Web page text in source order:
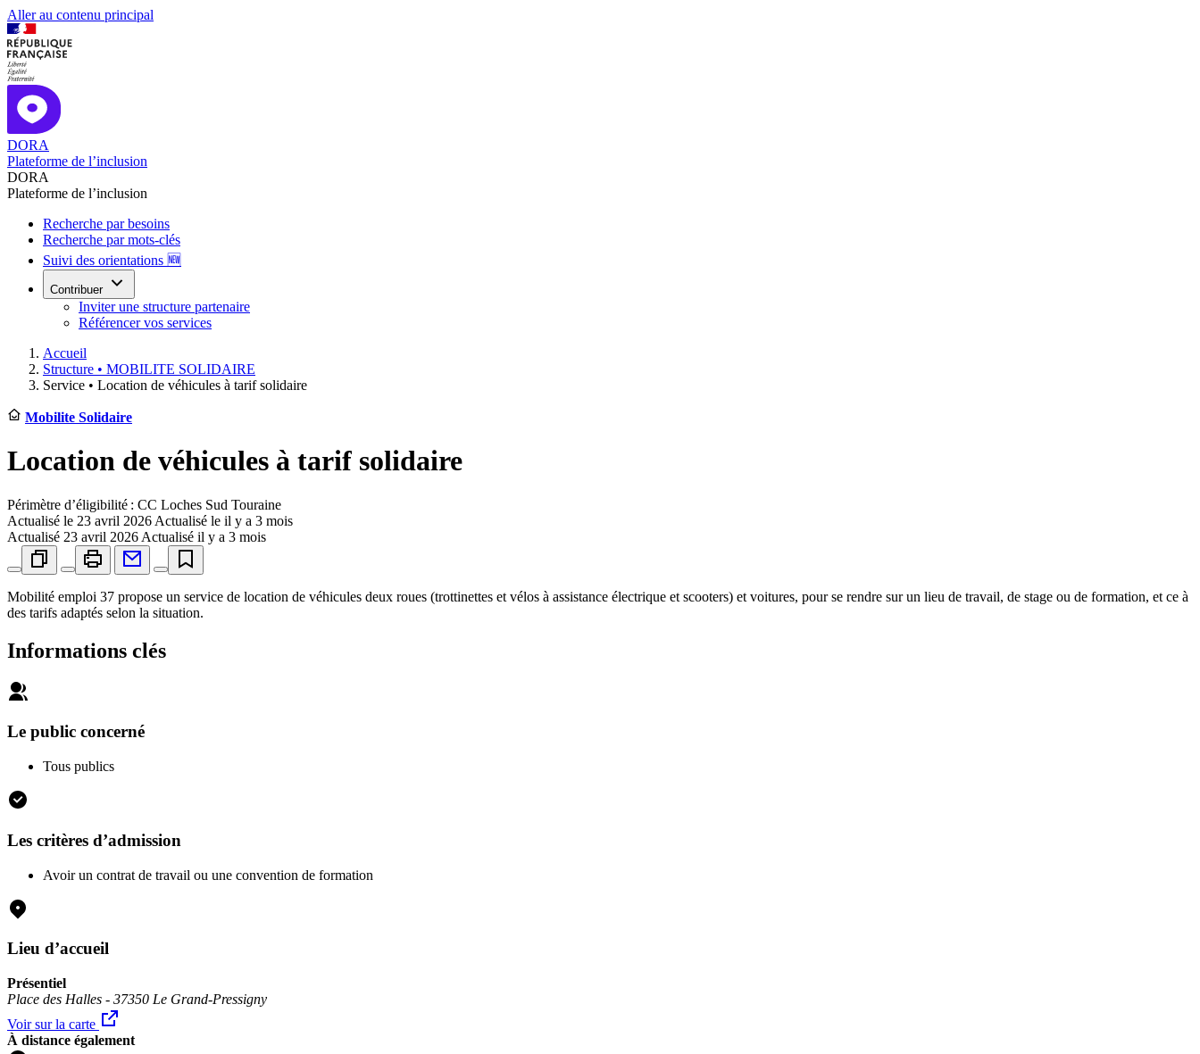
Aller au contenu principal
DORA
Plateforme de l’inclusion
DORA
Plateforme de l’inclusion
Recherche par besoins
Recherche par mots-clés
Suivi des orientations 🆕
Contribuer
Inviter une structure partenaire
Référencer vos services
Accueil
Structure • MOBILITE SOLIDAIRE
Service • Location de véhicules à tarif solidaire
Mobilite Solidaire
Location de véhicules à tarif solidaire
Périmètre d’éligibilité : CC Loches Sud Touraine
Actualisé le 23 avril 2026 Actualisé le il y a 3 mois
Actualisé 23 avril 2026 Actualisé il y a 3 mois
Mobilité emploi 37 propose un service de location de véhicules deux roues (trottinettes et vélos à assistance électrique et scooters) et voitures, pour se rendre sur un lieu de travail, de stage ou de formation, et ce à
des tarifs adaptés selon la situation.
Informations clés
Le public concerné
Tous publics
Les critères d’admission
Avoir un contrat de travail ou une convention de formation
Lieu d’accueil
Présentiel
Place des Halles - 37350 Le Grand-Pressigny
Voir sur la carte
À distance également